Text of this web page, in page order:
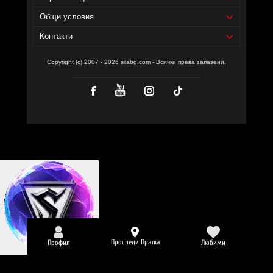
Общи условия
Контакти
Copyright (c) 2007 - 2026 silabg.com - Всички права запазени.
Профил Проследи Пратка Любими